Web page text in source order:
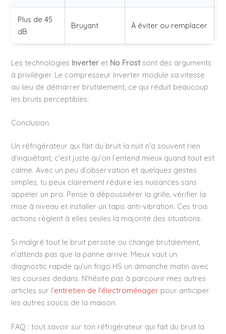
Plus de 45
dB
Bruyant À éviter ou remplacer
Les technologies Inverter et No Frost sont des arguments
à privilégier. Le compresseur Inverter module sa vitesse
au lieu de démarrer brutalement, ce qui réduit beaucoup
les bruits perceptibles.
Conclusion
Un réfrigérateur qui fait du bruit la nuit n’a souvent rien
d’inquiétant, c’est juste qu’on l’entend mieux quand tout est
calme. Avec un peu d’observation et quelques gestes
simples, tu peux clairement réduire les nuisances sans
appeler un pro. Pense à dépoussiérer la grille, vérifier la
mise à niveau et installer un tapis anti-vibration. Ces trois
actions règlent à elles seules la majorité des situations.
Si malgré tout le bruit persiste ou change brutalement,
n’attends pas que la panne arrive. Mieux vaut un
diagnostic rapide qu’un frigo HS un dimanche matin avec
les courses dedans. N’hésite pas à parcourir mes autres
articles sur l’entretien de l’électroménager pour anticiper
les autres soucis de la maison.
FAQ : tout savoir sur ton réfrigérateur qui fait du bruit la